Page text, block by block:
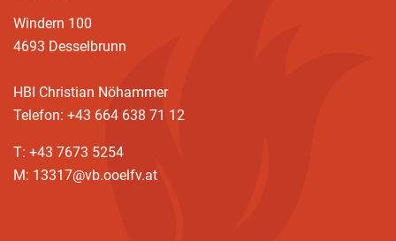
Windern 100
4693 Desselbrunn
HBI Christian Nöhammer
Telefon: +43 664 638 71 12
T: +43 7673 5254
M: 13317@vb.ooelfv.at